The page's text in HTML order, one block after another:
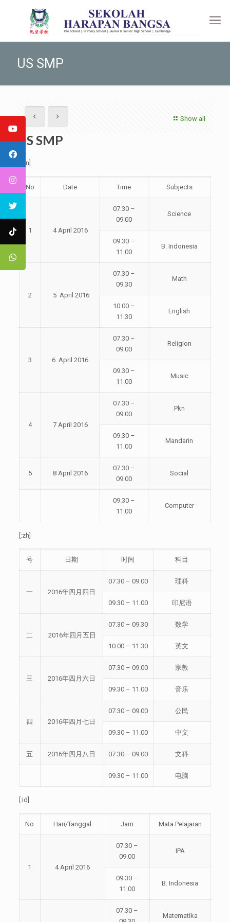
US SMP
Show all
US SMP
[:en]
No Date Time Subjects
1 4 April 2016
07.30 –
09.00
Science
09.30 –
11.00
B. Indonesia
2 5 April 2016
07.30 –
09.30
Math
10.00 –
11.30
English
3 6 April 2016
07.30 –
09.00
Religion
09.30 –
11.00
Music
4 7 April 2016
07.30 –
09.00
Pkn
09.30 –
11.00
Mandarin
5 8 April 2016
07.30 –
09.00
Social
09.30 –
11.00
Computer
[:zh]
号 日期 时间 科目
一 2016年四月四日
07.30 – 09.00 理科
09.30 – 11.00 印尼语
二 2016年四月五日
07.30 – 09.30 数学
10.00 – 11.30 英文
三 2016年四月六日
07.30 – 09.00 宗教
09.30 – 11.00 音乐
四 2016年四月七日
07.30 – 09.00 公民
09.30 – 11.00 中文
五 2016年四月八日 07.30 – 09.00 文科
09.30 – 11.00 电脑
[:id]
No Hari/Tanggal Jam Mata Pelajaran
1 4 April 2016
07.30 –
09.00
IPA
09.30 –
11.00
B. Indonesia
07.30 –
Matematika